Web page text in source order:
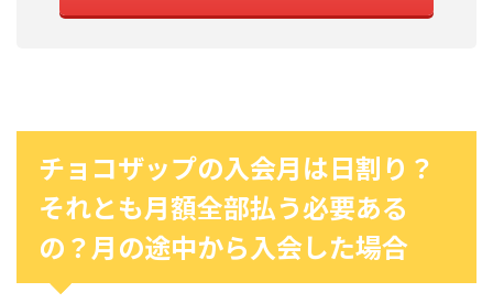
チョコザップの入会月は日割り？
それとも月額全部払う必要ある
の？月の途中から入会した場合